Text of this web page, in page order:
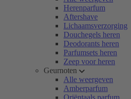
Herenparfum
Aftershave
Lichaamsverzorging
Douchegels heren
Deodorants heren
Parfumsets heren
Zeep voor heren
Geurnoten
Alle weergeven
Amberparfum
Oriëntaals parfum